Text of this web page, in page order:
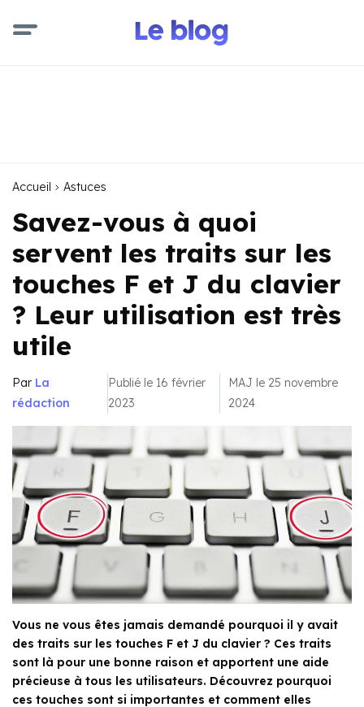
Accueil Astuces
Savez-vous à quoi
servent les traits sur les
touches F et J du clavier
? Leur utilisation est très
utile
Par La
rédaction
Publié le 16 février
2023
MAJ le 25 novembre
2024
Vous ne vous êtes jamais demandé pourquoi il y avait
des traits sur les touches F et J du clavier ? Ces traits
sont là pour une bonne raison et apportent une aide
précieuse à tous les utilisateurs. Découvrez pourquoi
ces touches sont si importantes et comment elles